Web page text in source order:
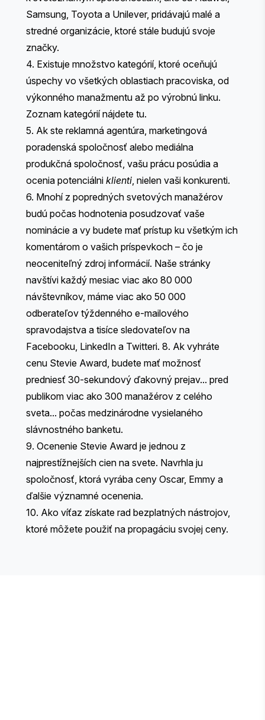
Samsung, Toyota a Unilever, pridávajú malé a
stredné organizácie, ktoré stále budujú svoje
značky.
4. Existuje množstvo kategórií, ktoré oceňujú
úspechy vo všetkých oblastiach pracoviska, od
výkonného manažmentu až po výrobnú linku.
Zoznam kategórií nájdete tu.
5. Ak ste reklamná agentúra, marketingová
poradenská spoločnosť alebo mediálna
produkčná spoločnosť, vašu prácu posúdia a
ocenia potenciálni klienti , nielen vaši konkurenti.
6. Mnohí z popredných svetových manažérov
budú počas hodnotenia posudzovať vaše
nominácie a vy budete mať prístup ku všetkým ich
komentárom o vašich príspevkoch – čo je
neoceniteľný zdroj informácií. Naše stránky
navštívi každý mesiac viac ako 80 000
návštevníkov, máme viac ako 50 000
odberateľov týždenného e-mailového
spravodajstva a tisíce sledovateľov na
Facebooku, LinkedIn a Twitteri. 8. Ak vyhráte
cenu Stevie Award, budete mať možnosť
predniesť 30-sekundový ďakovný prejav... pred
publikom viac ako 300 manažérov z celého
sveta... počas medzinárodne vysielaného
slávnostného banketu.
9. Ocenenie Stevie Award je jednou z
najprestížnejších cien na svete. Navrhla ju
spoločnosť, ktorá vyrába ceny Oscar, Emmy a
ďalšie významné ocenenia.
10. Ako víťaz získate rad bezplatných nástrojov,
ktoré môžete použiť na propagáciu svojej ceny.